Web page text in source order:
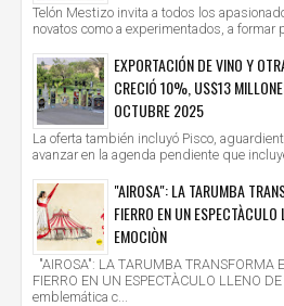
Telón Mestizo invita a todos los
novatos como a experimentados, a formar
EXPORTACIÓN DE VINO Y
CRECIÓ 10%, US$13
OCTUBRE 2025
La oferta también incluyó Pisco,
avanzar en la agenda pendiente que
"AIROSA": LA TARUMBA
FIERRO EN UN
EMOCIÒN
"AIROSA": LA TARUMBA TRANSFORMA
FIERRO EN UN ESPECTÀCULO LLENO
emblemática c...